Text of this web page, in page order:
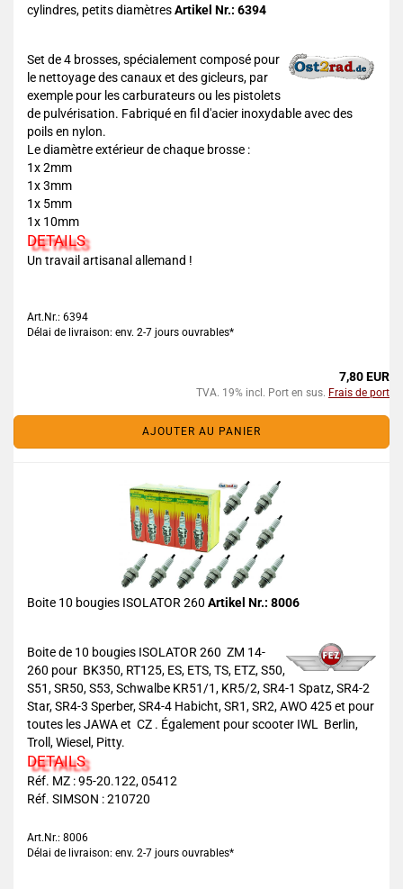
cylindres, petits diamètresArtikel Nr.: 6394
Set de 4 brosses, spécialement composé pour
le nettoyage des canaux et des gicleurs, par
exemple pour les carburateurs ou les pistolets
de pulvérisation. Fabriqué en fil d'acier inoxydable avec des
poils en nylon.
Le diamètre extérieur de chaque brosse :
1x 2mm
1x 3mm
1x 5mm
1x 10mm
DETAILS
Un travail artisanal allemand !
Art.Nr.: 6394
Délai de livraison: env. 2-7 jours ouvrables*
7,80 EUR
TVA. 19% incl. Port en sus. Frais de port
AJOUTER AU PANIER
Boite 10 bougies ISOLATOR 260 Artikel Nr.: 8006
Boite de 10 bougies ISOLATOR 260 ZM 14-
260 pour BK350, RT125, ES, ETS, TS, ETZ, S50,
S51, SR50, S53, Schwalbe KR51/1, KR5/2, SR4-1 Spatz, SR4-2
Star, SR4-3 Sperber, SR4-4 Habicht, SR1, SR2, AWO 425 et pour
toutes les JAWA et CZ . Également pour scooter IWL Berlin,
Troll, Wiesel, Pitty.
DETAILS
Réf. MZ : 95-20.122, 05412
Réf. SIMSON : 210720
Art.Nr.: 8006
Délai de livraison: env. 2-7 jours ouvrables*